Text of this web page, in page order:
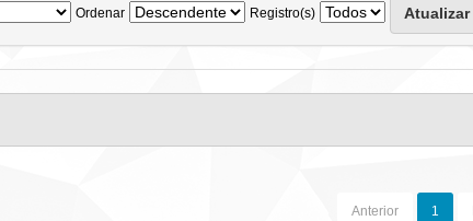
Ordenar Registro(s)
Anterior 1